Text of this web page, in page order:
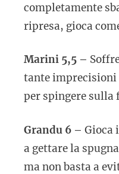
completamente
ripresa, gioca
Marini 5,5 –
tante imprecisioni
per spingere sulla
Grandu 6 – Gioca
a gettare la
ma non basta a